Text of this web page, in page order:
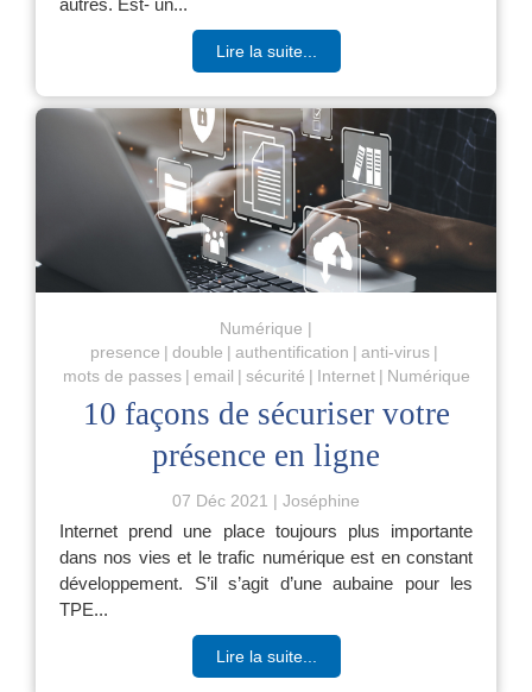
autres. Est- un...
Lire la suite...
Numérique
presence
double authentification
anti-virus
mots de passes
email sécurité Internet Numérique
10 façons de sécuriser votre
présence en ligne
07 Déc 2021 Joséphine
Internet prend une place toujours plus importante
dans nos vies et le trafic numérique est en constant
développement. S’il s’agit d’une aubaine pour les
TPE...
Lire la suite...